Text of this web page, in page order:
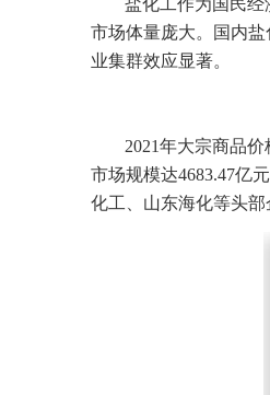
盐化工作为国民经
市场体量庞大。国内
业集群效应显著。
2021年大宗商品
市场规模达4683.47亿
化工、山东海化等头